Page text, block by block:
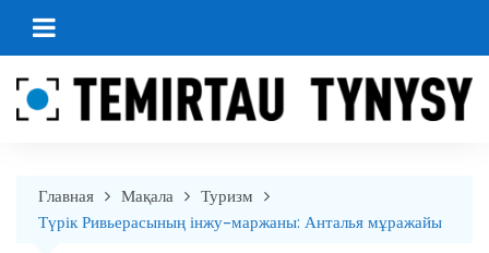
перейти
Главная Мақала
Туризм
Түрік Ривьерасының інжу-маржаны: Анталья мұражайы